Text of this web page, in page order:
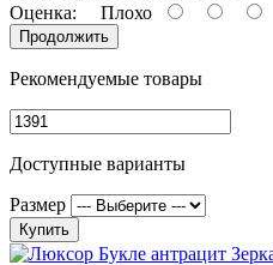
Оценка: Плохо
Продолжить
Рекомендуемые товары
Доступные варианты
Размер
Купить